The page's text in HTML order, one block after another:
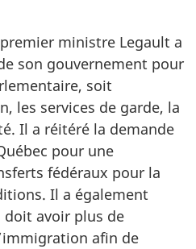
ministre Legault a
son gouvernement pour
soit
les services de garde, la
Il a réitéré la demande
pour une
fédéraux pour la
Il a également
doit avoir plus de
afin de